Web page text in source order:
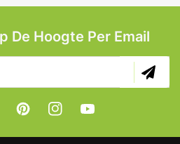
De Hoogte Per Email
PinterestInstagramYouTube